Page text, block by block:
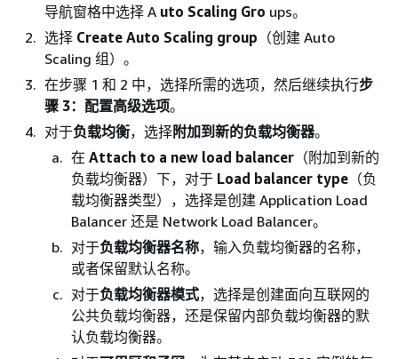
导航窗格中选择 A uto Scaling Gro ups。
选择 Create Auto Scaling group （创建 Auto
Scaling 组）。
在步骤 1 和 2 中，选择所需的选项，然后继续执行步
骤 3：配置高级选项。
对于负载均衡，选择附加到新的负载均衡器。
在 Attach to a new load balancer （附加到新的
负载均衡器）下，对于 Load balancer type （负
载均衡器类型），选择是创建 Application Load
Balancer 还是 Network Load Balancer。
对于负载均衡器名称，输入负载均衡器的名称，
或者保留默认名称。
对于负载均衡器模式，选择是创建面向互联网的
公共负载均衡器，还是保留内部负载均衡器的默
认负载均衡器。